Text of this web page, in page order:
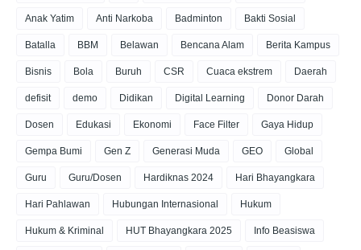
Anak Yatim Anti Narkoba Badminton Bakti Sosial
Batalla BBM Belawan Bencana Alam Berita Kampus
Bisnis Bola Buruh CSR Cuaca ekstrem Daerah
defisit demo Didikan Digital Learning Donor Darah
Dosen Edukasi Ekonomi Face Filter Gaya Hidup
Gempa Bumi Gen Z Generasi Muda GEO Global
Guru Guru/Dosen Hardiknas 2024 Hari Bhayangkara
Hari Pahlawan Hubungan Internasional Hukum
Hukum & Kriminal HUT Bhayangkara 2025 Info Beasiswa